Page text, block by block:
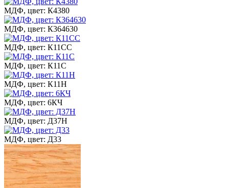
МДФ, цвет: К4380
МДФ, цвет: К364630
МДФ, цвет: К11СС
МДФ, цвет: К11С
МДФ, цвет: К11Н
МДФ, цвет: 6КЧ
МДФ, цвет: Д37Н
МДФ, цвет: Д33